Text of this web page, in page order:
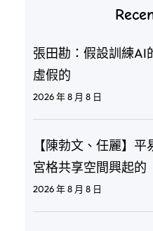
張田勘：假設訓練AI
虛假的
2026 年 8 月 8 日
【陳勃文、任麗】
宮格共享空間興起的
2026 年 8 月 8 日